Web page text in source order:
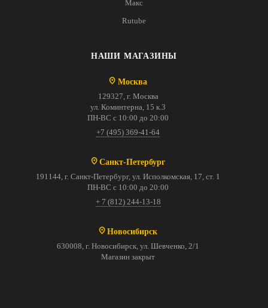
Макс
Rutube
НАШИ МАГАЗИНЫ
Москва
129327, г. Москва
ул. Коминтерна, 15 к.3
ПН-ВС с 10:00 до 20:00
+7 (495) 369-41-64
Санкт-Петербург
191144, г. Санкт-Петербург, ул. Исполкомская, 17, ст. 1
ПН-ВС с 10:00 до 20:00
+ 7 (812) 244-13-18
Новосибирск
630008, г. Новосибирск, ул. Шевченко, 2/1
Магазин закрыт